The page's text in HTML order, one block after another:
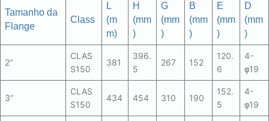
Tamanho da
Flange
Class
L
(m
m)
H
(mm
)
G
(mm
)
B
(mm
)
E
(mm
)
D
(mm
)
2“
CLAS
S150
381
396.
5
267 152
120.
6
4-
φ19
3”
CLAS
S150
434 454 310 190
152.
5
4-
φ19